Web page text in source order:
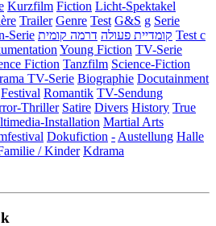
Kurzfilm Fiction Licht-Spektakel
Trailer Genre Test G&S g Serie
Serie קומדיית פעולה דרמה קומית
Test c
Young Fiction TV-Serie
Fiction Tanzfilm Science-Fiction
TV-Serie Biographie Docutainment
Festival Romantik TV-Sendung
Thriller Satire Divers History True
Installation Martial Arts
Dokufiction - Austellung Halle
/ Kinder Kdrama